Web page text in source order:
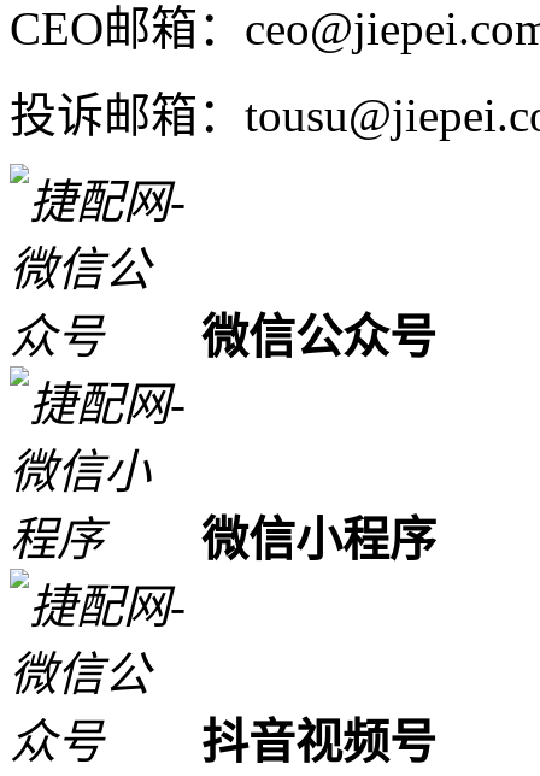
CEO邮箱：
投诉邮箱：
微信公众号
微信小程序
抖音视频号